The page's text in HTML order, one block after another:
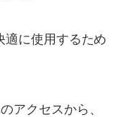
適に使用するため
アクセスから、